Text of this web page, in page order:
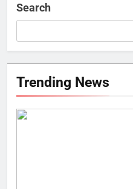
Search
Trending News